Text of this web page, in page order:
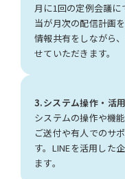
月に1回の定例会議に
当が月次の配信計画
情報共有をしながら
せていただきます。
3.システム操作・活
システムの操作や機
ご送付や有人でのサ
す。LINEを活用した
ます。